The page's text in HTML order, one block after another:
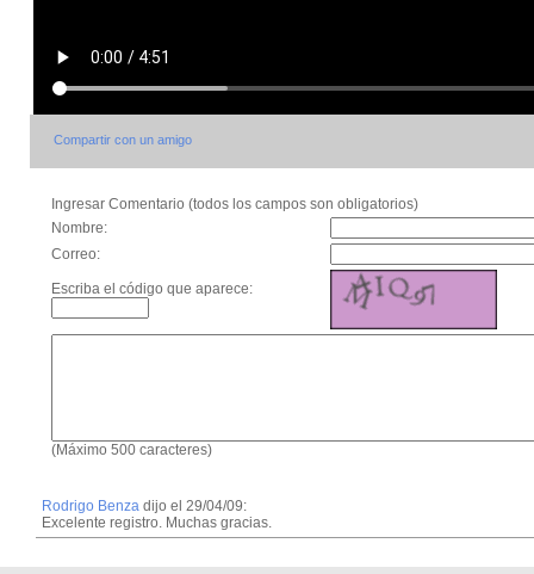
Compartir con un amigo
Ingresar Comentario (todos los campos son obligatorios)
Nombre:
Correo:
Escriba el código que aparece:
(Máximo 500 caracteres)
Rodrigo Benza dijo el 29/04/09:
Excelente registro. Muchas gracias.